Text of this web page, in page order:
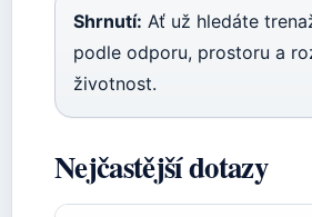
Shrnutí: Ať už hledáte
podle odporu, prostoru a
životnost.
Nejčastější dotazy